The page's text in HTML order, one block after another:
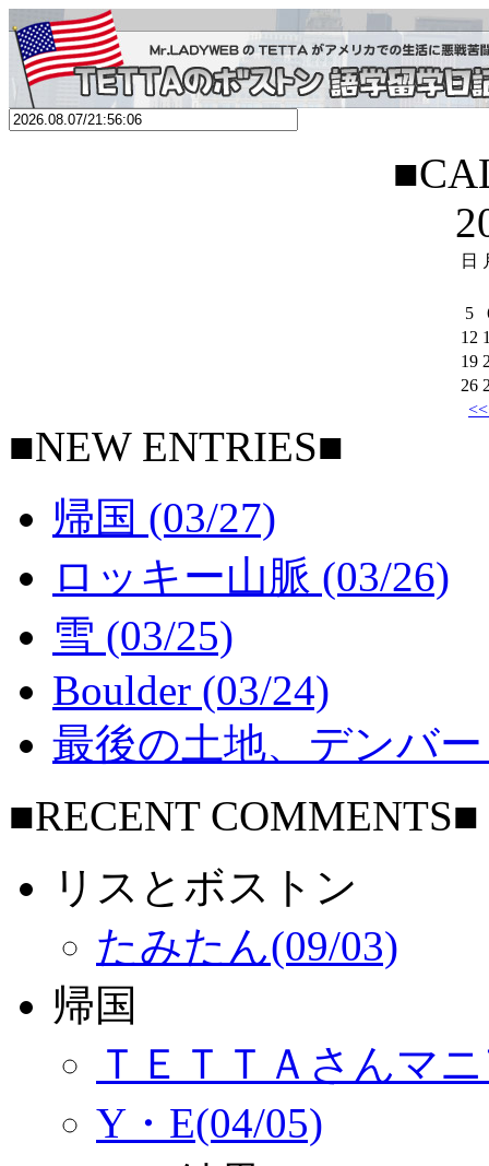
日
5
12
19
26
■NEW ENTRIES■
帰国 (03/27)
ロッキー山脈 (03/26)
雪 (03/25)
Boulder (03/24)
最後の土地、デンバー
■RECENT COMMENTS■
リスとボストン
たみたん(09/03)
帰国
ＴＥＴＴＡさんマ
Y・E(04/05)